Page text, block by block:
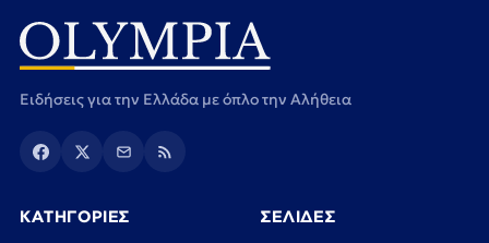
Ειδήσεις για την Ελλάδα με όπλο την Αλήθεια
ΚΑΤΗΓΟΡΙΕΣ ΣΕΛΙΔΕΣ